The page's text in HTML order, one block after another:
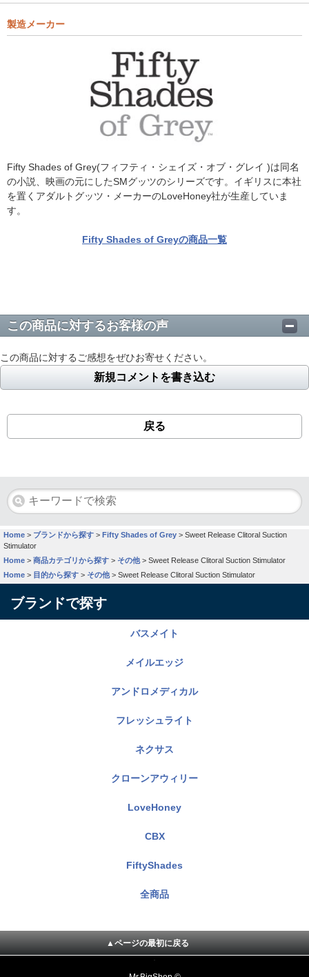
製造メーカー
Fifty Shades of Grey(フィフティ・シェイズ・オブ・グレイ )は同名
の小説、映画の元にしたSMグッツのシリーズです。イギリスに本社
を置くアダルトグッツ・メーカーのLoveHoney社が生産していま
す。
Fifty Shades of Greyの商品一覧
この商品に対するお客様の声
この商品に対するご感想をぜひお寄せください。
新規コメントを書き込む
戻る
Home > ブランドから探す > Fifty Shades of Grey > Sweet Release Clitoral Suction
Stimulator
Home > 商品カテゴリから探す > その他 > Sweet Release Clitoral Suction Stimulator
Home > 目的から探す > その他 > Sweet Release Clitoral Suction Stimulator
ブランドで探す
バスメイト
メイルエッジ
アンドロメディカル
フレッシュライト
ネクサス
クローンアウィリー
LoveHoney
CBX
FiftyShades
全商品
▲ページの最初に戻る